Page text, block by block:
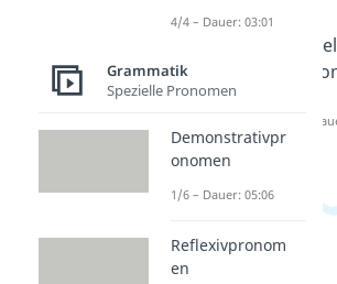
stil
Dauer: 01:54
4/4 – Dauer: 03:01
Grammatik
Spezielle Pronomen
Demonstrativpr
onomen
1/6 – Dauer: 05:06
Reflexivpronom
en